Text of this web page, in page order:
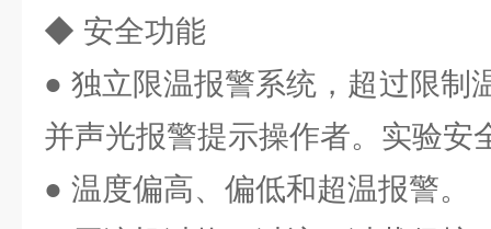
◆ 安全功能
● 独立限温报警系统，超过限制
并声光报警提示操作者。实验安
● 温度偏高、偏低和超温报警。